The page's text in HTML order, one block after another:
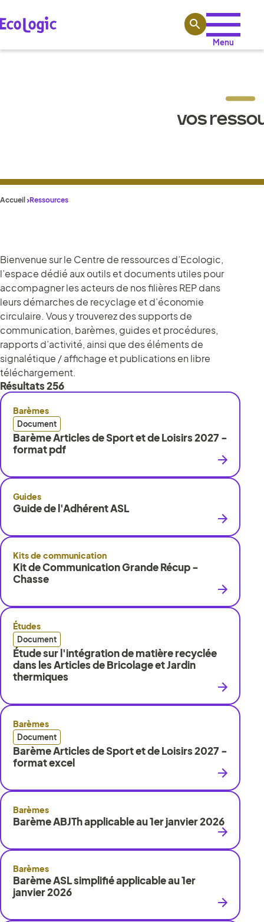
Menu
VOS
Accueil Ressources
Bienvenue sur le Centre de ressources d’Ecologic,
l’espace dédié aux outils et documents utiles pour
accompagner les acteurs de nos filières REP dans
leurs démarches de recyclage et d’économie
circulaire. Vous y trouverez des supports de
communication, barèmes, guides et procédures,
rapports d’activité, ainsi que des éléments de
signalétique / affichage et publications en libre
téléchargement.
Résultats256
Barèmes
Document
Barème Articles de Sport et de Loisirs 2027 -
format pdf
Guides
Guide de l'Adhérent ASL
Kits de communication
Kit de Communication Grande Récup -
Chasse
Études
Document
Étude sur l'intégration de matière recyclée
dans les Articles de Bricolage et Jardin
thermiques
Barèmes
Document
Barème Articles de Sport et de Loisirs 2027 -
format excel
Barèmes
Barème ABJTh applicable au 1er janvier 2026
Barèmes
Barème ASL simplifié applicable au 1er
janvier 2026